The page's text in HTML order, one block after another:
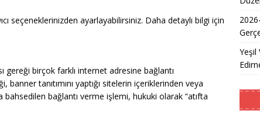
seçeneklerinizden ayarlayabilirsiniz. Daha detaylı bilgi için
gereği birçok farklı internet adresine bağlantı
banner tanıtımını yaptığı sitelerin içeriklerinden veya
bağlantı verme işlemi, hukuki olarak “atıfta
Yeşil